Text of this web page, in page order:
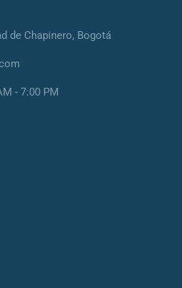
de Chapinero, Bogotá
- 7:00 PM